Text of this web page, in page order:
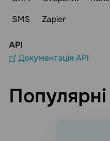
SMS
Zapier
API
Документація API
Популярні